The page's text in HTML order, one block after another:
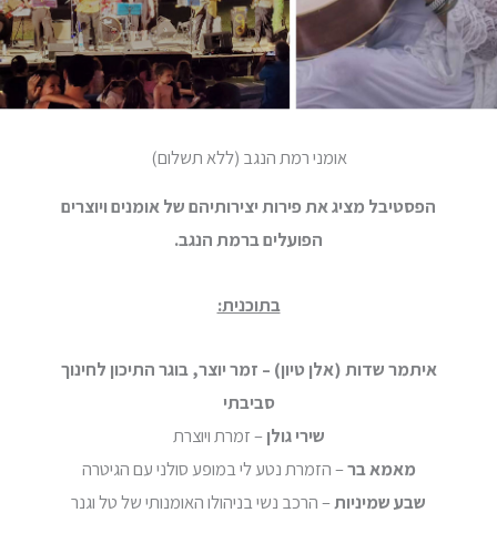
אומני רמת הנגב (ללא תשלום)
הפסטיבל מציג את פירות יצירותיהם של אומנים ויוצרים
הפועלים ברמת הנגב.
בתוכנית:
איתמר שדות (אלן טיון) – זמר יוצר, בוגר התיכון לחינוך
סביבתי
שירי גולן– זמרת ויוצרת
מאמא בר– הזמרת נטע לי במופע סולני עם הגיטרה
שבע שמיניות– הרכב נשי בניהולו האומנותי של טל וגנר